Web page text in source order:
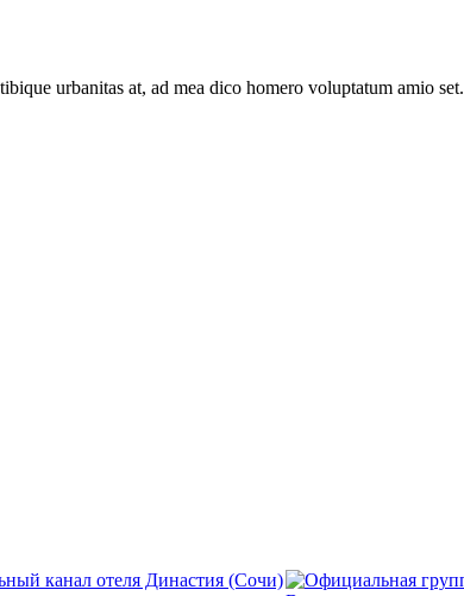
urbanitas at, ad mea dico homero voluptatum amio set.